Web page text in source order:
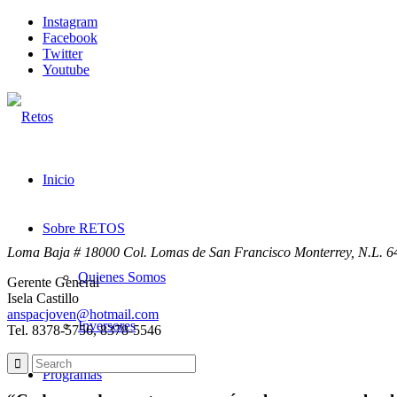
Instagram
Facebook
Twitter
Youtube
Inicio
Sobre RETOS
Quienes Somos
Inversores
Programas
Loma Baja # 18000 Col. Lomas de San Francisco Monterrey, N.L.
Gerente General
Isela Castillo
anspacjoven@hotmail.com
Tel. 8378-5756, 8378-5546